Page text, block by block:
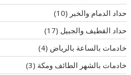
حداد الدمام والخبر (10)
حداد القطيف والجبيل (17)
خادمات بالساعة بالرياض (4)
خادمات بالشهر الطائف ومكة (3)